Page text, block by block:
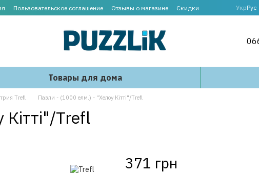
Пользовательское соглашение Отзывы о магазине Скидки УкрРус
Товары для дома
Trefl Пазли - (1000 елм.) - "Хелоу Кітті"/Trefl
Trefl
371 грн